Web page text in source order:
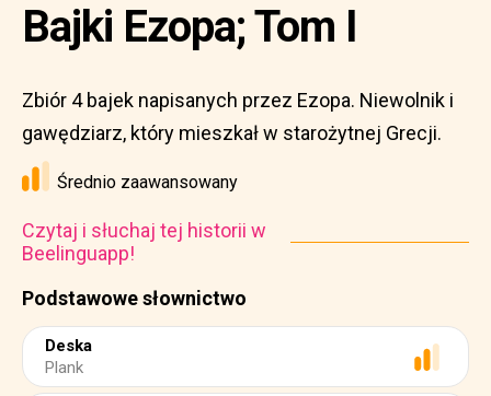
Podstawowe słownictwo
Deska
Plank
Bajki Ezopa; Tom I
Zbiór 4 bajek napisanych przez Ezopa. Niewolnik i
gawędziarz, który mieszkał w starożytnej Grecji.
Średnio zaawansowany
Czytaj i słuchaj tej historii w
Beelinguapp!